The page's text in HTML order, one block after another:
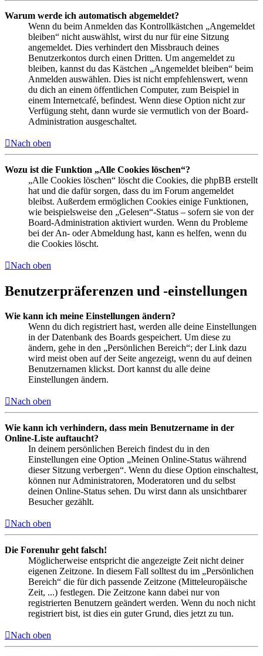
Warum werde ich automatisch abgemeldet?
Wenn du beim Anmelden das Kontrollkästchen „Angemeldet
bleiben“ nicht auswählst, wirst du nur für eine Sitzung
angemeldet. Dies verhindert den Missbrauch deines
Benutzerkontos durch einen Dritten. Um angemeldet zu
bleiben, kannst du das Kästchen „Angemeldet bleiben“ beim
Anmelden auswählen. Dies ist nicht empfehlenswert, wenn
du dich an einem öffentlichen Computer, zum Beispiel in
einem Internetcafé, befindest. Wenn diese Option nicht zur
Verfügung steht, dann wurde sie vermutlich von der Board-
Administration ausgeschaltet.
Nach oben
Wozu ist die Funktion „Alle Cookies löschen“?
„Alle Cookies löschen“ löscht die Cookies, die phpBB erstellt
hat und die dafür sorgen, dass du im Forum angemeldet
bleibst. Außerdem ermöglichen Cookies einige Funktionen,
wie beispielsweise den „Gelesen“-Status – sofern sie von der
Board-Administration aktiviert wurden. Wenn du Probleme
bei der An- oder Abmeldung hast, kann es helfen, wenn du
die Cookies löscht.
Nach oben
Benutzerpräferenzen und -einstellungen
Wie kann ich meine Einstellungen ändern?
Wenn du dich registriert hast, werden alle deine Einstellungen
in der Datenbank des Boards gespeichert. Um diese zu
ändern, gehe in den „Persönlichen Bereich“; der Link dazu
wird meist oben auf der Seite angezeigt, wenn du auf deinen
Benutzernamen klickst. Dort kannst du alle deine
Einstellungen ändern.
Nach oben
Wie kann ich verhindern, dass mein Benutzername in der
Online-Liste auftaucht?
In deinem persönlichen Bereich findest du in den
Einstellungen eine Option „Meinen Online-Status während
dieser Sitzung verbergen“. Wenn du diese Option einschaltest,
können nur Administratoren, Moderatoren und du selbst
deinen Online-Status sehen. Du wirst dann als unsichtbarer
Besucher gezählt.
Nach oben
Die Forenuhr geht falsch!
Möglicherweise entspricht die angezeigte Zeit nicht deiner
eigenen Zeitzone. In diesem Fall solltest du im „Persönlichen
Bereich“ die für dich passende Zeitzone (Mitteleuropäische
Zeit, ...) festlegen. Die Zeitzone kann dabei nur von
registrierten Benutzern geändert werden. Wenn du noch nicht
registriert bist, ist dies ein guter Grund, dies jetzt zu tun.
Nach oben